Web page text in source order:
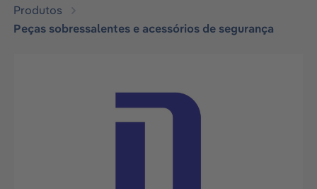
Produtos
Peças sobressalentes e acessórios de segurança
Ignorar galeria de imagens